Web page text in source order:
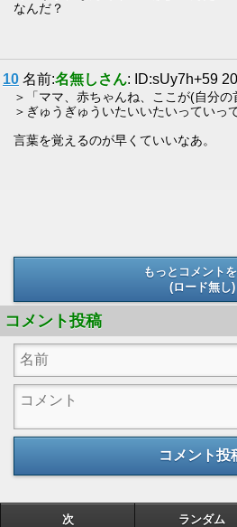
なんだ？
10 名前:名無しさん: ID:sUy7h+59
＞「ママ、赤ちゃんね、ここが(自分
＞ぎゅうぎゅういたいいたいっていっ
言葉を覚えるのが早くていいなあ。
もっとコメント
(ロード無し)
コメント投稿
コメント投
次 ランダム